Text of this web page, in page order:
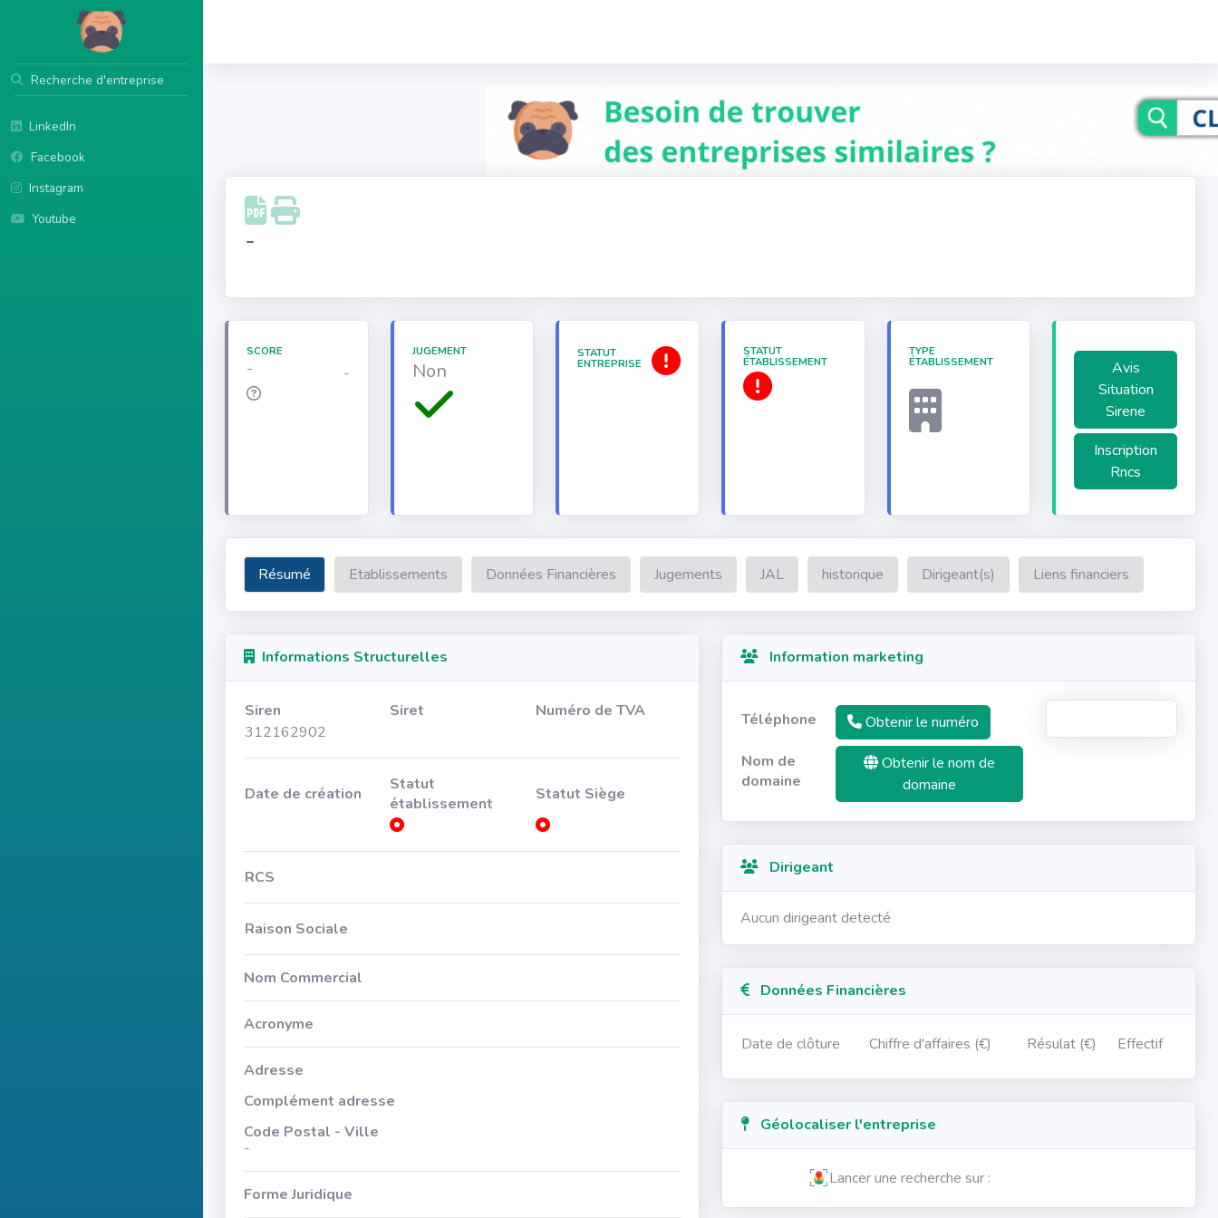
Recherche d'entreprise
LinkedIn
Facebook
Instagram
Youtube
-
SCORE
- -
JUGEMENT
Non
STATUT
ENTREPRISE
STATUT
ÉTABLISSEMENT
TYPE
ÉTABLISSEMENT
Avis
Situation
Sirene
Inscription
Rncs
Résumé Etablissements Données Financières Jugements JAL historique Dirigeant(s) Liens financiers
Informations Structurelles
Siren Siret
Numéro de TVA
312162902
Date de création
Statut
établissement
Statut Siège
RCS
Raison Sociale
Nom Commercial
Acronyme
Adresse
Complément adresse
Code Postal - Ville
-
Forme Juridique
Information marketing
Téléphone
Obtenir le numéro
Nom de
domaine
Obtenir le nom de
domaine
Dirigeant
Aucun dirigeant detecté
Données Financières
Date de clôture Chiffre d'affaires (€) Résulat (€) Effectif
Géolocaliser l'entreprise
Lancer une recherche sur :